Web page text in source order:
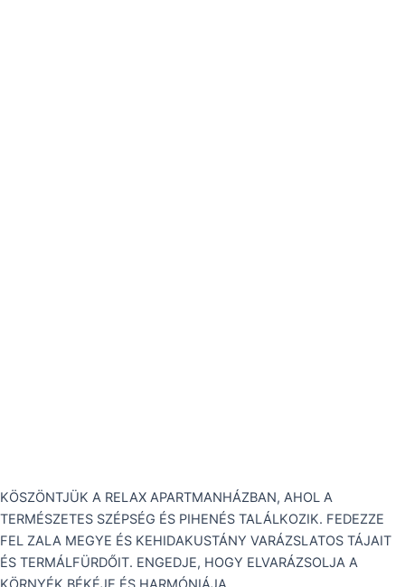
KÖSZÖNTJÜK A RELAX APARTMANHÁZBAN, AHOL A
TERMÉSZETES SZÉPSÉG ÉS PIHENÉS TALÁLKOZIK. FEDEZZE
FEL ZALA MEGYE ÉS KEHIDAKUSTÁNY VARÁZSLATOS TÁJAIT
ÉS TERMÁLFÜRDŐIT. ENGEDJE, HOGY ELVARÁZSOLJA A